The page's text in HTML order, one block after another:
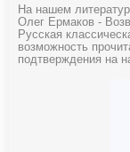
На нашем
Олег Ермаков -
Русская
возможность
подтверждения на